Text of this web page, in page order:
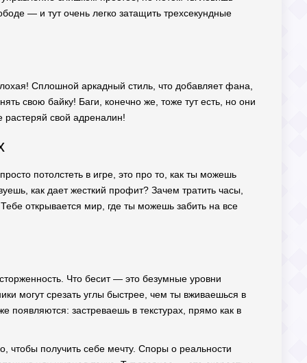
— и тут очень легко затащить трехсекундные
Сплошной аркадный стиль, что добавляет фана,
свою байку! Баги, конечно же, тоже тут есть, но они
растеряй свой адреналин!
потолстеть в игре, это про то, как ты можешь
как дает жесткий профит? Зачем тратить часы,
открывается мир, где ты можешь забить на все
Что бесит — это безумные уровни
могут срезать углы быстрее, чем ты вживаешься в
появляются: застреваешь в текстурах, прямо как в
чтобы получить себе мечту. Споры о реальности